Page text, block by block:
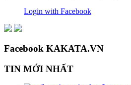
Login with Facebook
Facebook KAKATA.VN
TIN MỚI NHẤT